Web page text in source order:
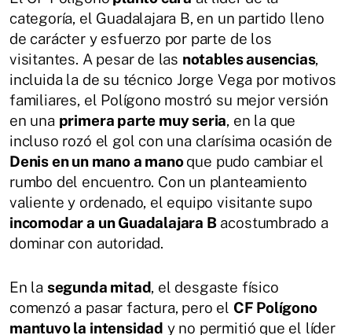
categoría, el Guadalajara B, en un partido lleno
de carácter y esfuerzo por parte de los
visitantes. A pesar de las notables ausencias,
incluida la de su técnico Jorge Vega por motivos
familiares, el Polígono mostró su mejor versión
en una primera parte muy seria, en la que
incluso rozó el gol con una clarísima ocasión de
Denis en un mano a manoque pudo cambiar el
rumbo del encuentro. Con un planteamiento
valiente y ordenado, el equipo visitante supo
incomodar a un Guadalajara Bacostumbrado a
dominar con autoridad.
En la segunda mitad, el desgaste físico
comenzó a pasar factura, pero el CF Polígono
mantuvo la intensidad y no permitió que el líder